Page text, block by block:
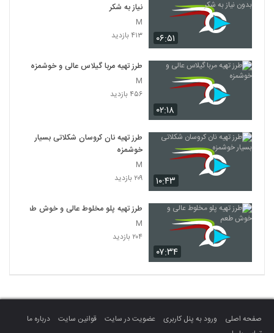
۰۶:۵۱
نیاز به شکر
M
۴۱۳ بازدید
۰۲:۱۸
طرز تهیه مربا گیلاس عالی و خوشمزه
M
۴۵۶ بازدید
۱۰:۴۳
طرز تهیه نان کروسان شکلاتی بسیار
خوشمزه
M
۲۰۹ بازدید
۰۷:۳۴
طرز تهیه پلو مخلوط عالی و خوش طعم
M
۲۰۴ بازدید
صفحه اصلی ورود به پنل کاربری عضویت در سایت قوانین سایت
درباره ما